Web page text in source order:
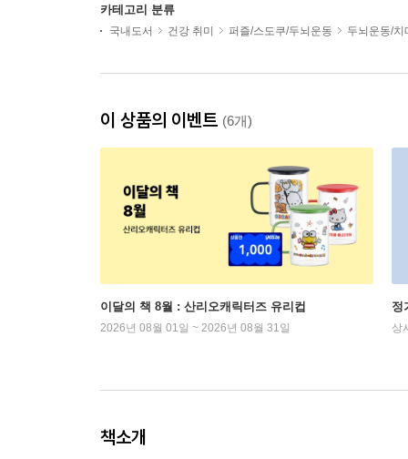
카테고리 분류
국내도서 건강 취미 퍼즐/스도쿠/두뇌운동 두뇌운동/치
이 상품의 이벤트 (6개)
이달의 책 8월 : 산리오캐릭터즈 유리컵
2026년 08월 01일 ~ 2026년 08월 31일
정
상
책소개